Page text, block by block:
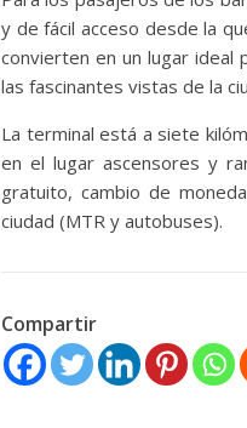
y de fácil acceso desde la
convierten en un lugar ideal
las fascinantes vistas de la
La terminal está a siete
en el lugar ascensores y
gratuito, cambio de
ciudad (MTR y autobuses).
Compartir